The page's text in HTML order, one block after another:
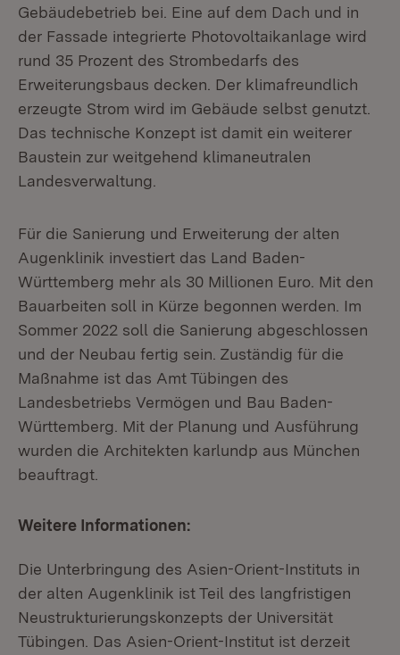
Gebäudebetrieb bei. Eine auf dem Dach und in
der Fassade integrierte Photovoltaikanlage wird
rund 35 Prozent des Strombedarfs des
Erweiterungsbaus decken. Der klimafreundlich
erzeugte Strom wird im Gebäude selbst genutzt.
Das technische Konzept ist damit ein weiterer
Baustein zur weitgehend klimaneutralen
Landesverwaltung.
Für die Sanierung und Erweiterung der alten
Augenklinik investiert das Land Baden-
Württemberg mehr als 30 Millionen Euro. Mit den
Bauarbeiten soll in Kürze begonnen werden. Im
Sommer 2022 soll die Sanierung abgeschlossen
und der Neubau fertig sein. Zuständig für die
Maßnahme ist das Amt Tübingen des
Landesbetriebs Vermögen und Bau Baden-
Württemberg. Mit der Planung und Ausführung
wurden die Architekten karlundp aus München
beauftragt.
Weitere Informationen:
Die Unterbringung des Asien-Orient-Instituts in
der alten Augenklinik ist Teil des langfristigen
Neustrukturierungskonzepts der Universität
Tübingen. Das Asien-Orient-Institut ist derzeit